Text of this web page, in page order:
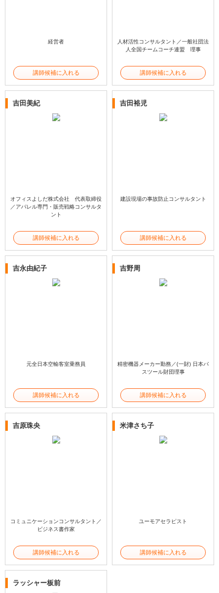
経営者
講師候補に入れる
人材活性コンサルタント／一般社団法
人全国チームコーチ連盟 理事
講師候補に入れる
吉田美紀
オフィスよしだ株式会社 代表取締役
／アパレル専門・販売戦略コンサルタ
ント
講師候補に入れる
吉田裕児
建設現場の事故防止コンサルタント
講師候補に入れる
吉永由紀子
元全日本空輸客室乗務員
講師候補に入れる
吉野周
精密機器メーカー勤務／(一財) 日本パ
スツール財団理事
講師候補に入れる
吉原珠央
コミュニケーションコンサルタント／
ビジネス書作家
講師候補に入れる
米津さち子
ユーモアセラピスト
講師候補に入れる
ラッシャー板前